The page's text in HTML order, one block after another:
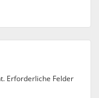
Erforderliche Felder